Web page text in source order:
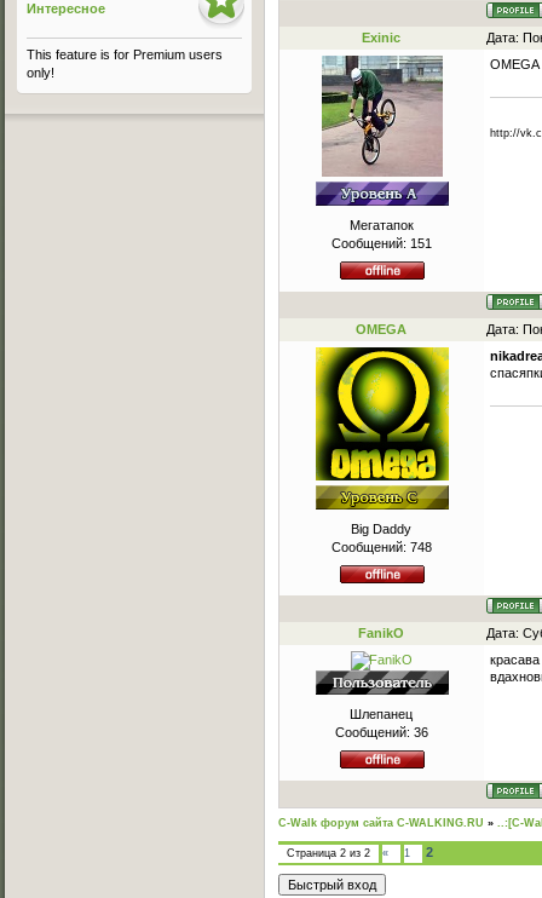
Exinic Дата:
Мегатапок
Сообщений: 151
OMEGA
http://
OMEGA Дата:
Big Daddy
Сообщений: 748
FanikO Дата:
Шлепанец
Сообщений: 36
C-Walk форум сайта C-WALKING.RU » ..:[C-
Страница 2 из 2 « 1 2
Интересное
This feature is for Premium users
only!